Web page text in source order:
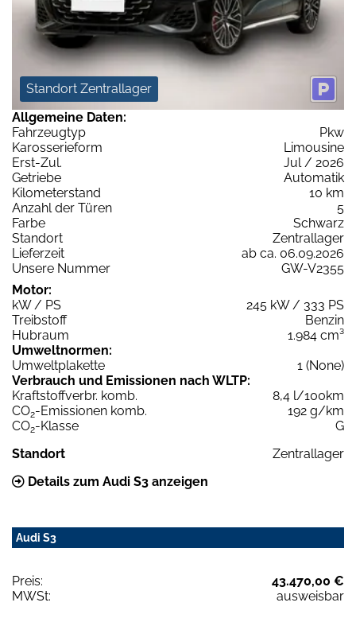
Standort Zentrallager
Allgemeine Daten:
Fahrzeugtyp
Pkw
Karosserieform
Limousine
Erst-Zul.
Jul / 2026
Getriebe
Automatik
Kilometerstand
10 km
Anzahl der Türen
5
Farbe
Schwarz
Standort
Zentrallager
Lieferzeit
ab ca. 06.09.2026
Unsere Nummer
GW-V2355
Motor:
kW / PS
245 kW / 333 PS
Treibstoff
Benzin
Hubraum
1.984 cm³
Umweltnormen:
Umweltplakette
1 (None)
Verbrauch und Emissionen nach WLTP:
Kraftstoffverbr. komb.
8,4 l/100km
CO2-Emissionen komb.
192 g/km
CO2-Klasse
G
Standort
Zentrallager
Details zum Audi S3 anzeigen
Audi S3
Preis:
43.470,00 €
MWSt:
ausweisbar